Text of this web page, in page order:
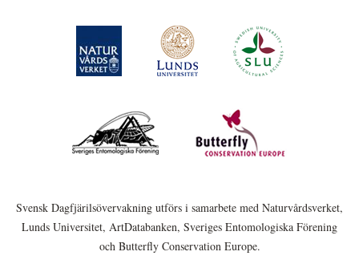
Svensk Dagfjärilsövervakning utförs i samarbete med Naturvårdsverket,
Lunds Universitet, ArtDatabanken, Sveriges Entomologiska Förening
och Butterfly Conservation Europe.